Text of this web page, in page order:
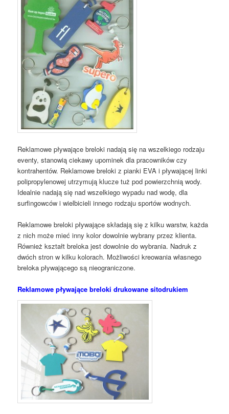
Reklamowe pływające breloki nadają się na wszelkiego rodzaju
eventy, stanowią ciekawy upominek dla pracowników czy
kontrahentów. Reklamowe breloki z pianki EVA i pływającej linki
polipropylenowej utrzymują klucze tuż pod powierzchnią wody.
Idealnie nadają się nad wszelkiego wypadu nad wodę, dla
surfingowców i wielbicieli innego rodzaju sportów wodnych.
Reklamowe breloki pływające składają się z kilku warstw, każda
z nich może mieć inny kolor dowolnie wybrany przez klienta.
Również kształt breloka jest dowolnie do wybrania. Nadruk z
dwóch stron w kilku kolorach. Możliwości kreowania własnego
breloka pływającego są nieograniczone.
Reklamowe pływające breloki drukowane sitodrukiem